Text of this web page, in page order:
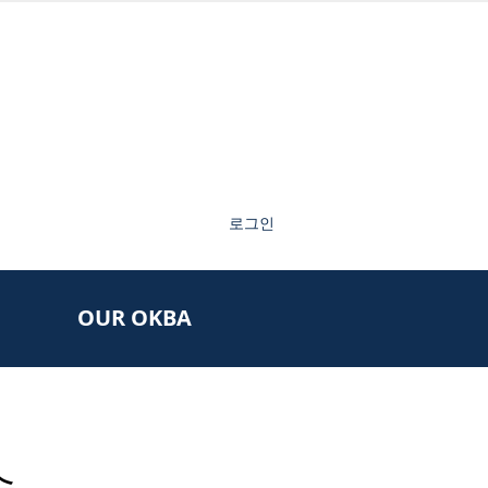
로그인
OUR OKBA